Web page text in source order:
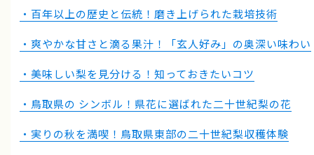
・百年以上の歴史と伝統！磨き上げられた栽培技術
・爽やかな甘さと滴る果汁！「玄人好み」の奥深い味わい
・美味しい梨を見分ける！知っておきたいコツ
・鳥取県の シンボル！県花に選ばれた二十世紀梨の花
・実りの秋を満喫！鳥取県東部の二十世紀梨収穫体験